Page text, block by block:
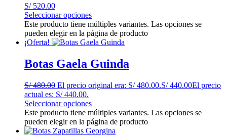
S/520.00
Seleccionar opciones
Este producto tiene múltiples variantes. Las opciones se
pueden elegir en la página de producto
¡Oferta!
Botas Gaela Guinda
S/480.00 El precio original era: S/ 480.00.S/440.00El precio
actual es: S/ 440.00.
Seleccionar opciones
Este producto tiene múltiples variantes. Las opciones se
pueden elegir en la página de producto